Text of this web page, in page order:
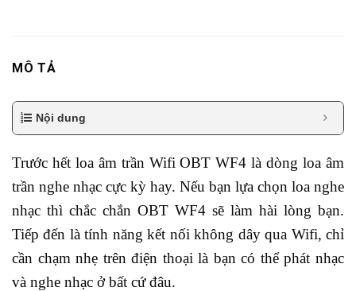
MÔ TẢ
Nội dung
Trước hết loa âm trần Wifi OBT WF4 là dòng loa âm
trần nghe nhạc cực kỳ hay. Nếu bạn lựa chọn loa nghe
nhạc thì chắc chắn OBT WF4 sẽ làm hài lòng bạn.
Tiếp đến là tính năng kết nối không dây qua Wifi, chỉ
cần chạm nhẹ trên điện thoại là bạn có thể phát nhạc
và nghe nhạc ở bất cứ đâu.